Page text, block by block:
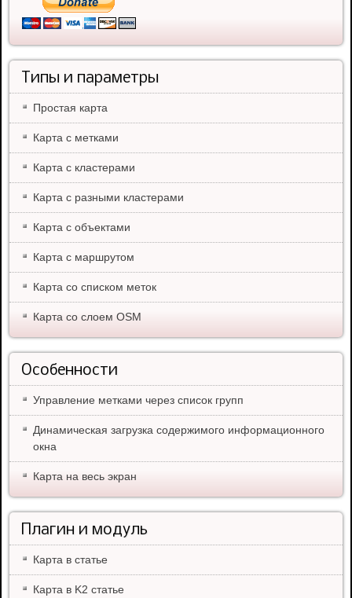
Типы и параметры
Простая карта
Карта с метками
Карта с кластерами
Карта с разными кластерами
Карта с объектами
Карта с маршрутом
Карта со списком меток
Карта со слоем OSM
Особенности
Управление метками через список групп
Динамическая загрузка содержимого информационного
окна
Карта на весь экран
Плагин и модуль
Карта в статье
Карта в K2 статье